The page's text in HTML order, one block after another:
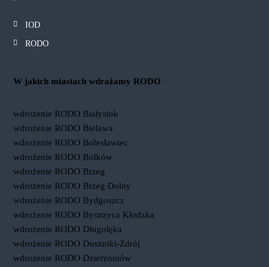
IOD
RODO
W jakich miastach wdrażamy RODO
wdrożenie RODO Białystok
wdrożenie RODO Bielawa
wdrożenie RODO Bolesławiec
wdrożenie RODO Bolków
wdrożenie RODO Brzeg
wdrożenie RODO Brzeg Dolny
wdrożenie RODO Bydgoszcz
wdrożenie RODO Bystrzyca Kłodzka
wdrożenie RODO Długołęka
wdrożenie RODO Duszniki-Zdrój
wdrożenie RODO Dzierżoniów